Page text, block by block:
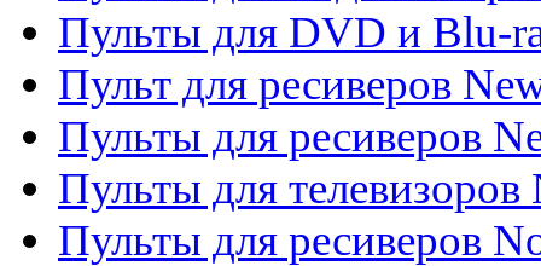
Пульты для DVD и Blu-
Пульт для ресиверов
Пульты для ресиверов
Пульты для телевизоров
Пульты для ресиверов